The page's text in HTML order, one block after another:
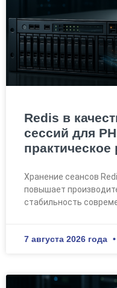
Redis в
сессий для
практическое
Хранение сеансов
повышает
стабильность
7 августа 2026 года